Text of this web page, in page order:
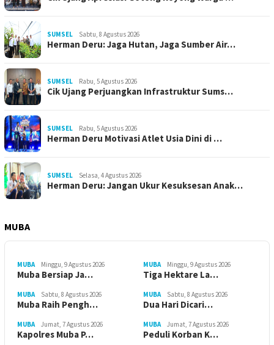
SUMSEL Sabtu, 8 Agustus 2026
Herman Deru: Jaga Hutan, Jaga Sumber Air…
SUMSEL Rabu, 5 Agustus 2026
Cik Ujang Perjuangkan Infrastruktur Sums…
SUMSEL Rabu, 5 Agustus 2026
Herman Deru Motivasi Atlet Usia Dini di …
SUMSEL Selasa, 4 Agustus 2026
Herman Deru: Jangan Ukur Kesuksesan Anak…
MUBA
MUBA Minggu, 9 Agustus 2026
Muba Bersiap Ja…
MUBA Minggu, 9 Agustus 2026
Tiga Hektare La…
MUBA Sabtu, 8 Agustus 2026
Muba Raih Pengh…
MUBA Sabtu, 8 Agustus 2026
Dua Hari Dicari…
MUBA Jumat, 7 Agustus 2026
Kapolres Muba P…
MUBA Jumat, 7 Agustus 2026
Peduli Korban K…